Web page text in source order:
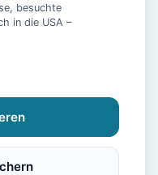
Balkon
besuchte
in die USA –